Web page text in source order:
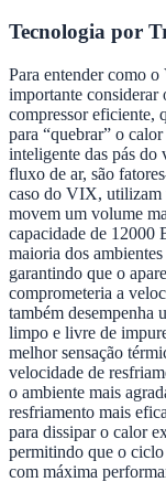
Tecnologia por
Para entender como
importante considerar
compressor eficiente,
para “quebrar” o
inteligente das pás
fluxo de ar, são
caso do VIX, utilizam
movem um volume
capacidade de 12000
maioria dos
garantindo que o
comprometeria a
também desempenha
limpo e livre de
melhor sensação
velocidade de
o ambiente mais
resfriamento mais
para dissipar o calor
permitindo que o
com máxima